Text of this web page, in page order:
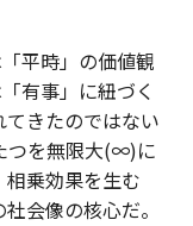
平時」の価値観
有事」に紐づく
きたのではない
つを無限大(∞)に
乗効果を生む
会像の核心だ。